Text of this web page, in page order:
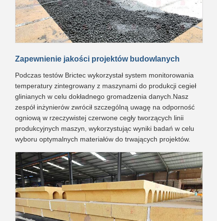
Zapewnienie jakości projektów budowlanych
Podczas testów Brictec wykorzystał system monitorowania
temperatury zintegrowany z maszynami do produkcji cegieł
glinianych w celu dokładnego gromadzenia danych.Nasz
zespół inżynierów zwrócił szczególną uwagę na odporność
ogniową w rzeczywistej czerwone cegły tworzących linii
produkcyjnych maszyn, wykorzystując wyniki badań w celu
wyboru optymalnych materiałów do trwających projektów.